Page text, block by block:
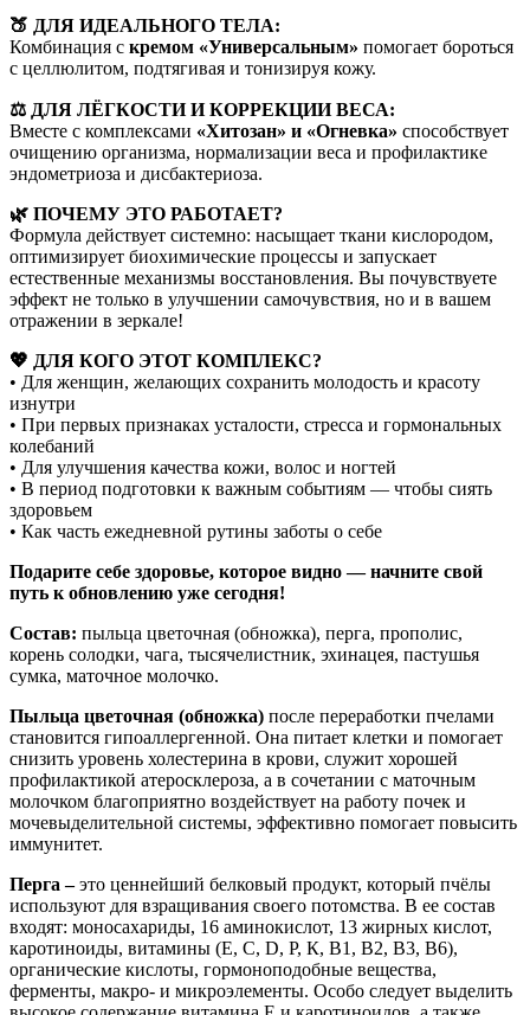
🍑 ДЛЯ ИДЕАЛЬНОГО ТЕЛА:
Комбинация с кремом «Универсальным» помогает бороться
с целлюлитом, подтягивая и тонизируя кожу.
⚖️ ДЛЯ ЛЁГКОСТИ И КОРРЕКЦИИ ВЕСА:
Вместе с комплексами «Хитозан» и «Огневка» способствует
очищению организма, нормализации веса и профилактике
эндометриоза и дисбактериоза.
🌿 ПОЧЕМУ ЭТО РАБОТАЕТ?
Формула действует системно: насыщает ткани кислородом,
оптимизирует биохимические процессы и запускает
естественные механизмы восстановления. Вы почувствуете
эффект не только в улучшении самочувствия, но и в вашем
отражении в зеркале!
💖 ДЛЯ КОГО ЭТОТ КОМПЛЕКС?
• Для женщин, желающих сохранить молодость и красоту
изнутри
• При первых признаках усталости, стресса и гормональных
колебаний
• Для улучшения качества кожи, волос и ногтей
• В период подготовки к важным событиям — чтобы сиять
здоровьем
• Как часть ежедневной рутины заботы о себе
Подарите себе здоровье, которое видно — начните свой
путь к обновлению уже сегодня!
Состав: пыльца цветочная (обножка), перга, прополис,
корень солодки, чага, тысячелистник, эхинацея, пастушья
сумка, маточное молочко.
Пыльца цветочная (обножка) после переработки пчелами
становится гипоаллергенной. Она питает клетки и помогает
снизить уровень холестерина в крови, служит хорошей
профилактикой атеросклероза, а в сочетании с маточным
молочком благоприятно воздействует на работу почек и
мочевыделительной системы, эффективно помогает повысить
иммунитет.
Перга –это ценнейший белковый продукт, который пчёлы
используют для взращивания своего потомства. В ее состав
входят: моносахариды, 16 аминокислот, 13 жирных кислот,
каротиноиды, витамины (Е, С, D, P, К, B1, B2, B3, B6),
органические кислоты, гормоноподобные вещества,
ферменты, макро- и микроэлементы. Особо следует выделить